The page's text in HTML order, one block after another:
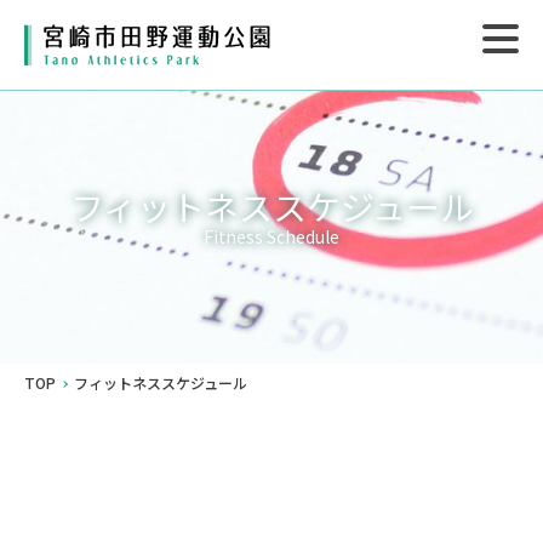
フィットネススケジュール
Fitness Schedule
TOP フィットネススケジュール